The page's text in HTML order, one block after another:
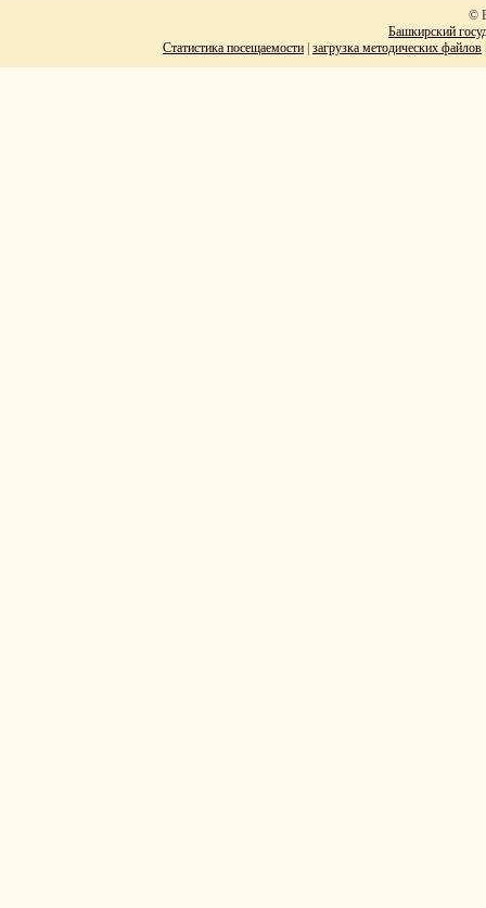
©
Башкирский
Статистика посещаемости загрузка методических файлов